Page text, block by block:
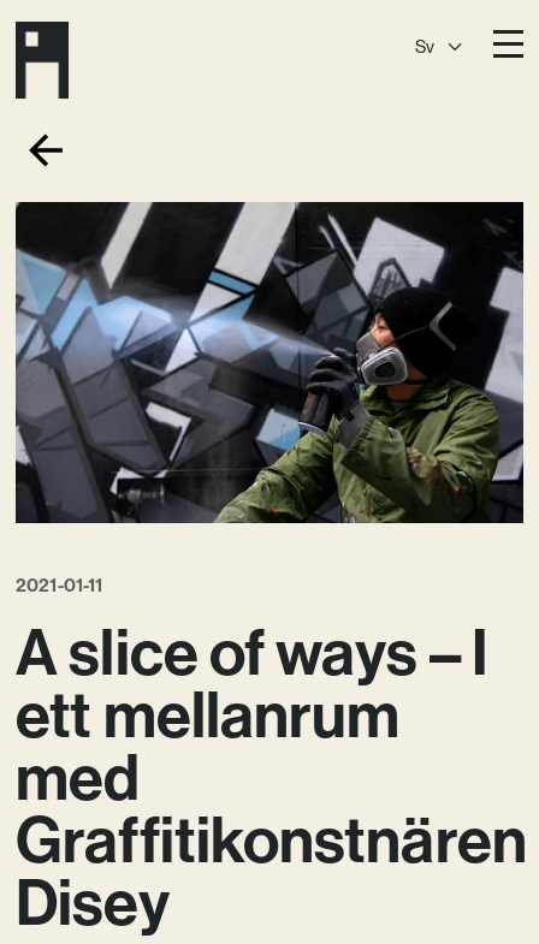
Sv
A House
A HouseSlaktis
A HouseSlussen
A HouseSickla
A HouseHagastaden
Medlemskap
Event­lokaler
Community
Kontakt
2021-01-11
A slice of ways – I
ett mellanrum
med
Graffitikonstnären
Disey